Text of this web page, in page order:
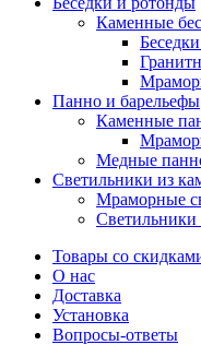
Каменные
Панно и барельефы
Каменные
Медные
Светильники из
Мраморные
Светильники
Товары со
О нас
Доставка
Установка
Вопросы-ответы